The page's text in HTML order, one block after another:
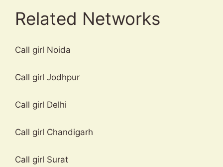
Related Networks
Call girl Noida
Call girl Jodhpur
Call girl Delhi
Call girl Chandigarh
Call girl Surat